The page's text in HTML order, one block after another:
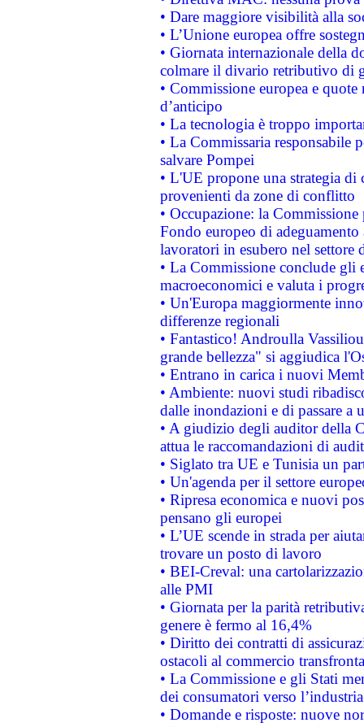
• Dare maggiore visibilità alla
• L’Unione europea offre
• Giornata internazionale della
colmare il divario retributivo di
• Commissione europea e
d’anticipo
• La tecnologia è troppo
• La Commissaria responsabile
salvare Pompei
• L'UE propone una strategia
provenienti da zone di conflitto
• Occupazione: la
Fondo europeo di
lavoratori in esubero nel
• La Commissione conclude
macroeconomici e valuta i
• Un'Europa maggiormente
differenze regionali
• Fantastico! Androulla
grande bellezza" si aggiudica
• Entrano in carica i nuovi
• Ambiente: nuovi studi
dalle inondazioni e di passare a
• A giudizio degli auditor della
attua le raccomandazioni di
• Siglato tra UE e Tunisia un
• Un'agenda per il settore
• Ripresa economica e nuovi
pensano gli europei
• L’UE scende in strada per
trovare un posto di lavoro
• BEI-Creval: una
alle PMI
• Giornata per la parità
genere è fermo al 16,4%
• Diritto dei contratti di
ostacoli al commercio
• La Commissione e gli Stati
dei consumatori verso
• Domande e risposte: nuove